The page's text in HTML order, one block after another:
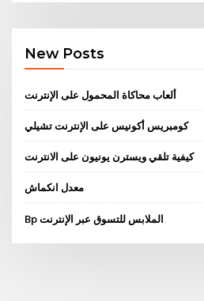
New Posts
ألعاب محاكاة المحمول على الإنترنت
كومبريس أكونيس على الإنترنت تشيلي
كيفية تلقي ويسترن يونيون على الانترنت
معدل انكماش
Bp الملابس للتسوق عبر الإنترنت